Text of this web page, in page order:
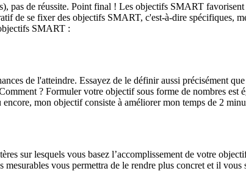
pas de réussite. Point final ! Les objectifs SMART
de se fixer des objectifs SMART, c'est-à-dire spécifiques,
SMART :
de l'atteindre. Essayez de le définir aussi précisément
? Formuler votre objectif sous forme de nombres
mon objectif consiste à améliorer mon temps de 2
sur lesquels vous basez l’accomplissement de votre
vous permettra de le rendre plus concret et il